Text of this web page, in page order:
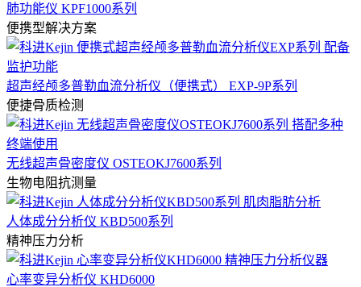
肺功能仪 KPF1000系列
便携型解决方案
超声经颅多普勒血流分析仪（便携式） EXP-9P系列
便捷骨质检测
无线超声骨密度仪 OSTEOKJ7600系列
生物电阻抗测量
人体成分分析仪 KBD500系列
精神压力分析
心率变异分析仪 KHD6000